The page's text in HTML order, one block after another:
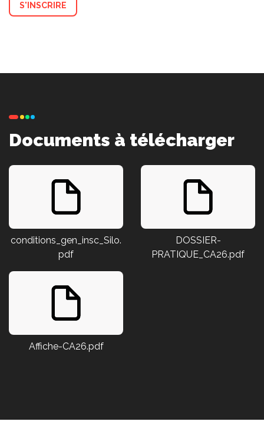
S'INSCRIRE
Documents à télécharger
conditions_gen_insc_Silo.
pdf
DOSSIER-
PRATIQUE_CA26.pdf
Affiche-CA26.pdf